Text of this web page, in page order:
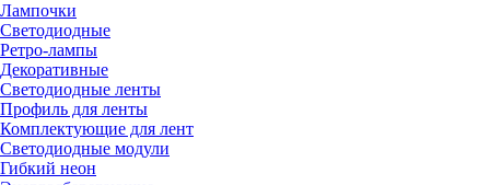
Лампочки
Светодиодные
Ретро-лампы
Декоративные
Светодиодные ленты
Профиль для ленты
Комплектующие для лент
Светодиодные модули
Гибкий неон